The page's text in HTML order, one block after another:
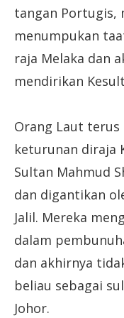
tangan Portugis,
menumpukan
raja Melaka dan
mendirikan
Orang Laut
keturunan diraja
Sultan Mahmud
dan digantikan
Jalil. Mereka
dalam
dan akhirnya
beliau sebagai
Johor.